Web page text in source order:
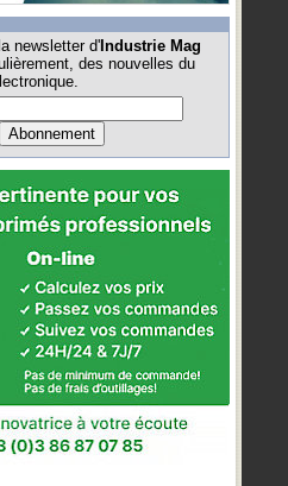
newsletter d' Industrie Mag
des nouvelles du